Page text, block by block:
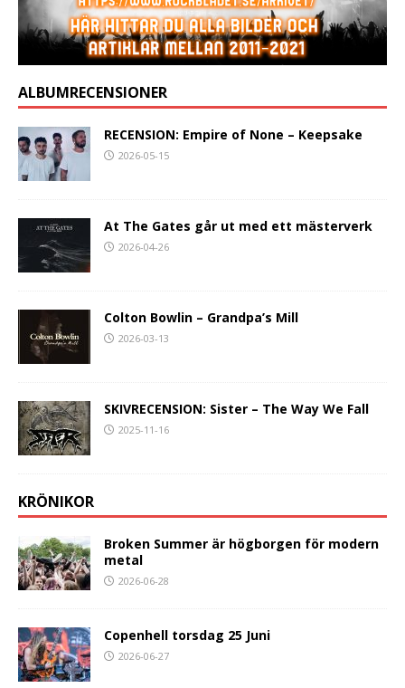
ALBUMRECENSIONER
RECENSION: Empire of None – Keepsake
2026-05-15
At The Gates går ut med ett mästerverk
2026-04-26
Colton Bowlin – Grandpa’s Mill
2026-03-13
SKIVRECENSION: Sister – The Way We Fall
2025-11-16
KRÖNIKOR
Broken Summer är högborgen för modern
metal
2026-06-28
Copenhell torsdag 25 Juni
2026-06-27